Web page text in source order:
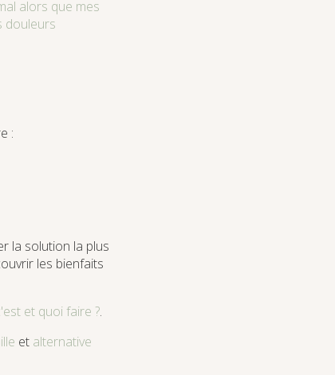
alors que mes
douleurs
:
la solution la plus
les bienfaits
et quoi faire ?.
et alternative